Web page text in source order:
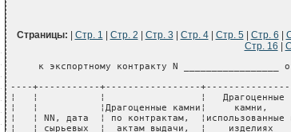
Страницы: Стр. 1 Стр. 2 Стр. 3 Стр. 4| Стр. 5| Стр. 6
Стр. 16
к экспортному контракту N _________________
----+-----------+-----------------
¦   ¦           ¦                 ¦
¦   ¦           ¦Драгоценные камни¦
¦   ¦ NN, дата  ¦ по контрактам,
¦   ¦ сырьевых  ¦  актам выдачи,  ¦    изделиях